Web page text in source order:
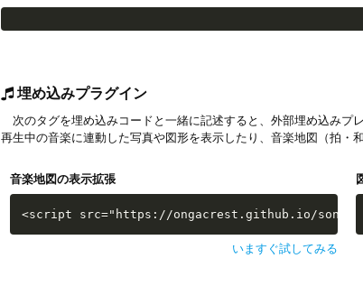
埋め込みプラグイン
次のタグを埋め込みコードと一緒に記述すると、外部埋め込みプ
再生中の音楽に連動した写真や図形を表示したり、音楽地図（拍・
音楽地図の表示拡張
<script src="https://ongacrest.github.io/
いますぐ試してみる